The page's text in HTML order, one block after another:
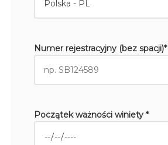
Numer rejestracyjny (bez spacji)*
Początek ważności winiety *